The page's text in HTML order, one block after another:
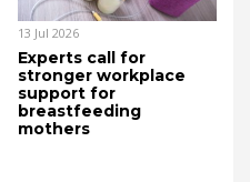
13 Jul 2026
Experts call for
stronger workplace
support for
breastfeeding
mothers